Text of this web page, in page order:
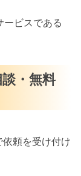
ービスである
・無料
頼を受け付け